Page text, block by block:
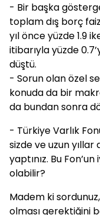
- Bir başka
toplam dış borç
yıl önce yüzde 1.9
itibarıyla yüzde
düştü.
- Sorun olan özel
konuda da bir
da bundan sonra
- Türkiye Varlık
sizde ve uzun yıllar
yaptınız. Bu
olabilir?
Madem ki
olması gerektiğini